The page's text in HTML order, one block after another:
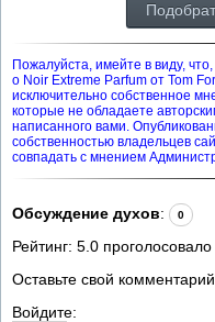
Пожалуйста, имейте в виду,
о Noir Extreme Parfum от Tom
исключительно собственное
которые не обладаете
написанного вами.
собственностью владельцев
совпадать с мнением
Обсуждение духов: 0
Рейтинг: 5.0 проголосовало
Оставьте свой
Войдите: